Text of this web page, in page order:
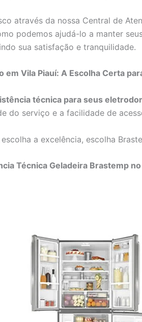
através da nossa Central de
podemos ajudá-lo a manter
sua satisfação e tranquilidade.
em Vila Piauí: A Escolha Certa
técnica para seus
do serviço e a facilidade de
a excelência, escolha
Técnica Geladeira Brastemp